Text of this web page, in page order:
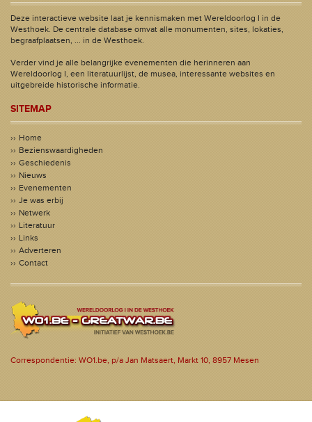
Deze interactieve website laat je kennismaken met Wereldoorlog I in de
Westhoek. De centrale database omvat alle monumenten, sites, lokaties,
begraafplaatsen, ... in de Westhoek.
Verder vind je alle belangrijke evenementen die herinneren aan
Wereldoorlog I, een literatuurlijst, de musea, interessante websites en
uitgebreide historische informatie.
SITEMAP
Home
Bezienswaardigheden
Geschiedenis
Nieuws
Evenementen
Je was erbij
Netwerk
Literatuur
Links
Adverteren
Contact
Correspondentie: WO1.be, p/a Jan Matsaert, Markt 10, 8957 Mesen